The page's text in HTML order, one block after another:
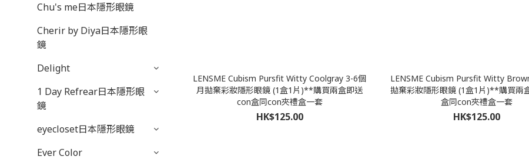
Chu's me日本隱形眼鏡
Cherir by Diya日本隱形眼
鏡
Delight
1 Day Refrear日本隱形眼
鏡
eyecloset日本隱形眼鏡
Ever Color
LENSME Cubism Pursfit Witty Coolgray 3-6個
月拋棄彩妝隱形眼鏡 (1盒1片)**購買兩盒即送
con盒同con夾禮盒一套
HK$125.00
LENSME Cubism Pursfit Witty
拋棄彩妝隱形眼鏡 (1盒1片)**購買兩
盒同con夾禮盒一套
HK$125.00